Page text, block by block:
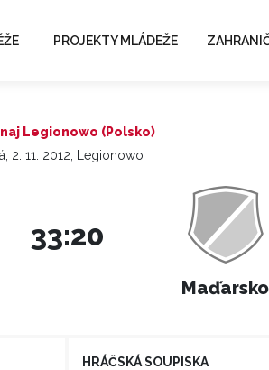
PROJEKTY MLÁDEŽE
Legionowo (Polsko)
2. 11. 2012, Legionowo
33:20
Maďarsko
HRÁČSKÁ SOUPISKA